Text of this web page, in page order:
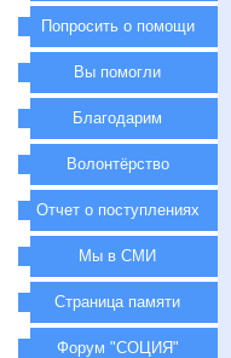
Попросить о помощи
Вы помогли
Благодарим
Волонтёрство
Отчет о поступлениях
Мы в СМИ
Страница памяти
Форум "СОЦИЯ"